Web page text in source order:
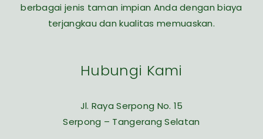
berbagai jenis taman impian Anda dengan biaya
terjangkau dan kualitas memuaskan.
Hubungi Kami
Jl. Raya Serpong No. 15
Serpong – Tangerang Selatan